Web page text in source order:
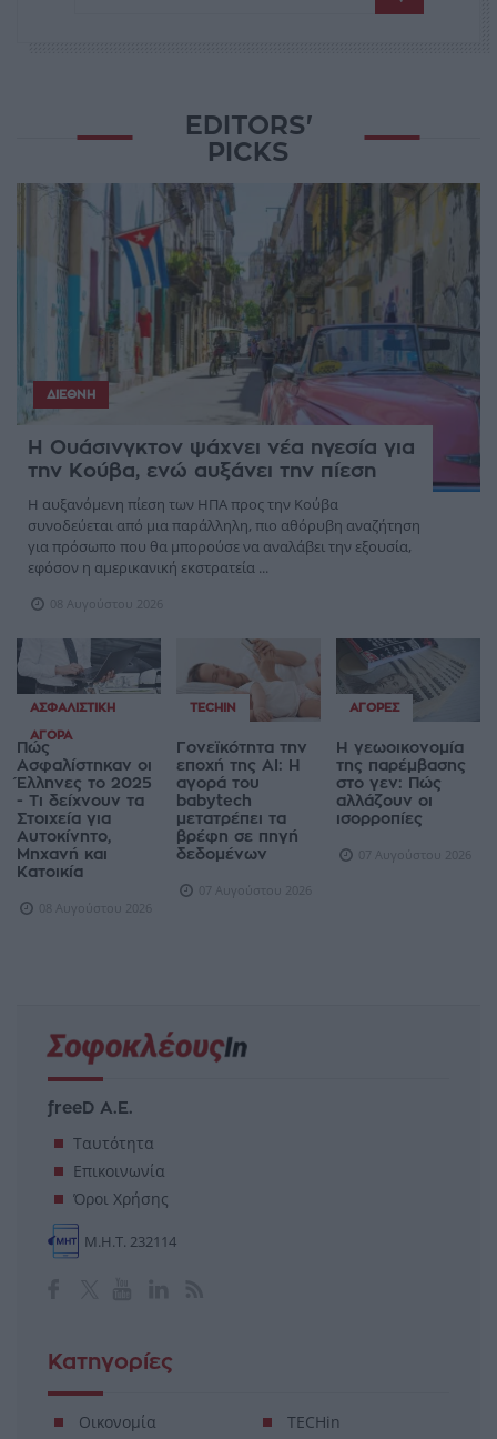
EDITORS'
PICKS
ΔΙΕΘΝΉ
Η Ουάσινγκτον ψάχνει νέα ηγεσία για
την Κούβα, ενώ αυξάνει την πίεση
Η αυξανόμενη πίεση των ΗΠΑ προς την Κούβα
συνοδεύεται από μια παράλληλη, πιο αθόρυβη αναζήτηση
για πρόσωπο που θα μπορούσε να αναλάβει την εξουσία,
εφόσον η αμερικανική εκστρατεία ...
08 Αυγούστου 2026
ΑΣΦΑΛΙΣΤΙΚΉ
ΑΓΟΡΆ
Πώς
Ασφαλίστηκαν οι
Έλληνες το 2025
- Τι δείχνουν τα
Στοιχεία για
Αυτοκίνητο,
Μηχανή και
Κατοικία
08 Αυγούστου 2026
TECHIN
Γονεϊκότητα την
εποχή της AI: Η
αγορά του
babytech
μετατρέπει τα
βρέφη σε πηγή
δεδομένων
07 Αυγούστου 2026
ΑΓΟΡΈΣ
Η γεωοικονομία
της παρέμβασης
στο γεν: Πώς
αλλάζουν οι
ισορροπίες
07 Αυγούστου 2026
freeD Α.Ε.
Ταυτότητα
Επικοινωνία
Όροι Χρήσης
Μ.Η.Τ. 232114
Κατηγορίες
Οικονομία TECHin